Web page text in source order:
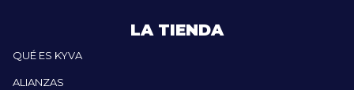
LA TIENDA
QUÉ ES KYVA
ALIANZAS